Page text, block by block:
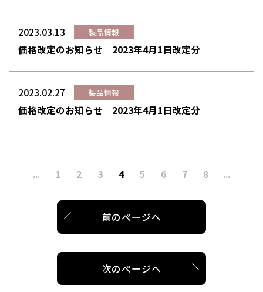
2023.03.13 製品情報
価格改定のお知らせ 2023年4月1日改定分
2023.02.27 製品情報
価格改定のお知らせ 2023年4月1日改定分
前のページへ
... 1 2 3 4 5 6 7 8 ...
次のページへ